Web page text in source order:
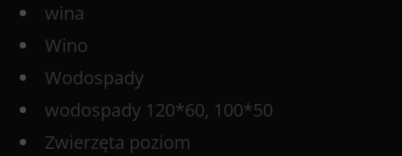
wina
Wino
Wodospady
wodospady 120*60, 100*50
Zwierzęta poziom